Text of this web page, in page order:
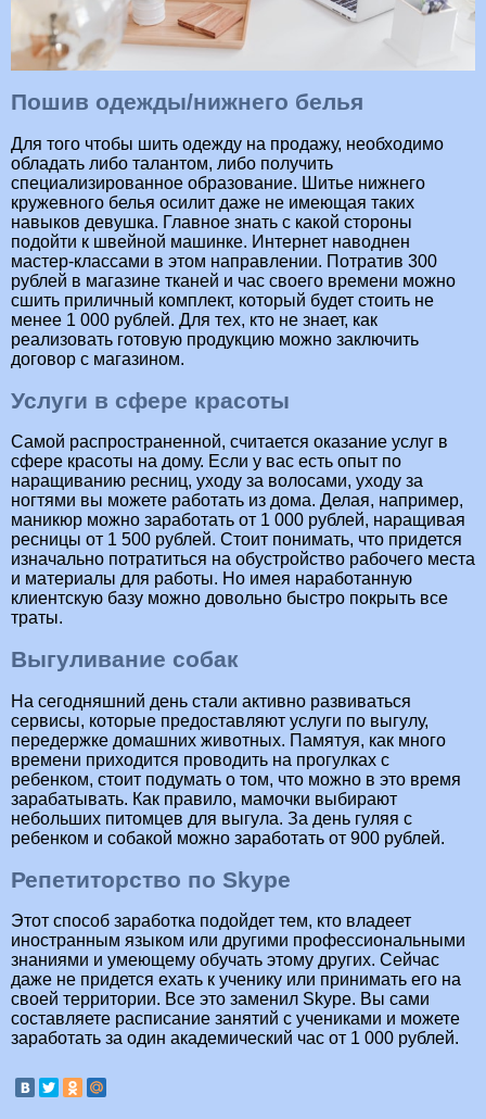
Пошив одежды/нижнего белья
Для того чтобы шить одежду на продажу, необходимо
обладать либо талантом, либо получить
специализированное образование. Шитье нижнего
кружевного белья осилит даже не имеющая таких
навыков девушка. Главное знать с какой стороны
подойти к швейной машинке. Интернет наводнен
мастер-классами в этом направлении. Потратив 300
рублей в магазине тканей и час своего времени можно
сшить приличный комплект, который будет стоить не
менее 1 000 рублей. Для тех, кто не знает, как
реализовать готовую продукцию можно заключить
договор с магазином.
Услуги в сфере красоты
Самой распространенной, считается оказание услуг в
сфере красоты на дому. Если у вас есть опыт по
наращиванию ресниц, уходу за волосами, уходу за
ногтями вы можете работать из дома. Делая, например,
маникюр можно заработать от 1 000 рублей, наращивая
ресницы от 1 500 рублей. Стоит понимать, что придется
изначально потратиться на обустройство рабочего места
и материалы для работы. Но имея наработанную
клиентскую базу можно довольно быстро покрыть все
траты.
Выгуливание собак
На сегодняшний день стали активно развиваться
сервисы, которые предоставляют услуги по выгулу,
передержке домашних животных. Памятуя, как много
времени приходится проводить на прогулках с
ребенком, стоит подумать о том, что можно в это время
зарабатывать. Как правило, мамочки выбирают
небольших питомцев для выгула. За день гуляя с
ребенком и собакой можно заработать от 900 рублей.
Репетиторство по Skype
Этот способ заработка подойдет тем, кто владеет
иностранным языком или другими профессиональными
знаниями и умеющему обучать этому других. Сейчас
даже не придется ехать к ученику или принимать его на
своей территории. Все это заменил Skype. Вы сами
составляете расписание занятий с учениками и можете
заработать за один академический час от 1 000 рублей.